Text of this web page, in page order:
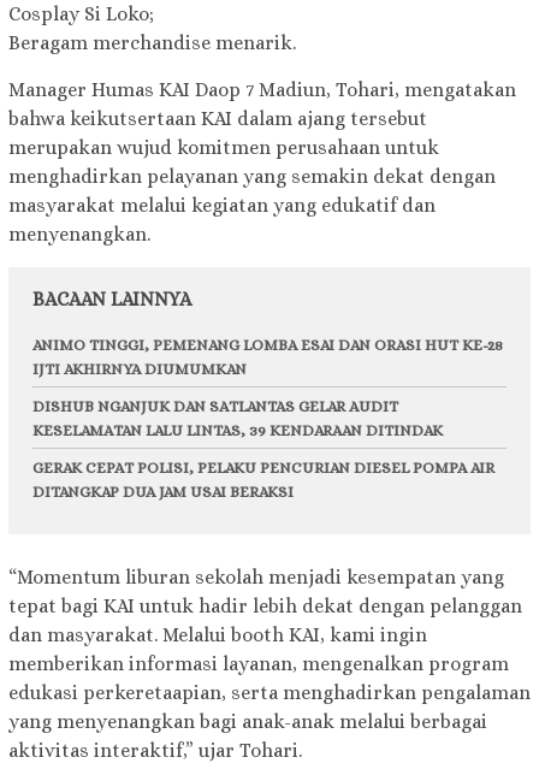
Cosplay Si Loko;
Beragam merchandise menarik.
Manager Humas KAI Daop 7 Madiun, Tohari, mengatakan
bahwa keikutsertaan KAI dalam ajang tersebut
merupakan wujud komitmen perusahaan untuk
menghadirkan pelayanan yang semakin dekat dengan
masyarakat melalui kegiatan yang edukatif dan
menyenangkan.
BACAAN LAINNYA
ANIMO TINGGI, PEMENANG LOMBA ESAI DAN ORASI HUT KE-28
IJTI AKHIRNYA DIUMUMKAN
DISHUB NGANJUK DAN SATLANTAS GELAR AUDIT
KESELAMATAN LALU LINTAS, 39 KENDARAAN DITINDAK
GERAK CEPAT POLISI, PELAKU PENCURIAN DIESEL POMPA AIR
DITANGKAP DUA JAM USAI BERAKSI
“Momentum liburan sekolah menjadi kesempatan yang
tepat bagi KAI untuk hadir lebih dekat dengan pelanggan
dan masyarakat. Melalui booth KAI, kami ingin
memberikan informasi layanan, mengenalkan program
edukasi perkeretaapian, serta menghadirkan pengalaman
yang menyenangkan bagi anak-anak melalui berbagai
aktivitas interaktif,” ujar Tohari.